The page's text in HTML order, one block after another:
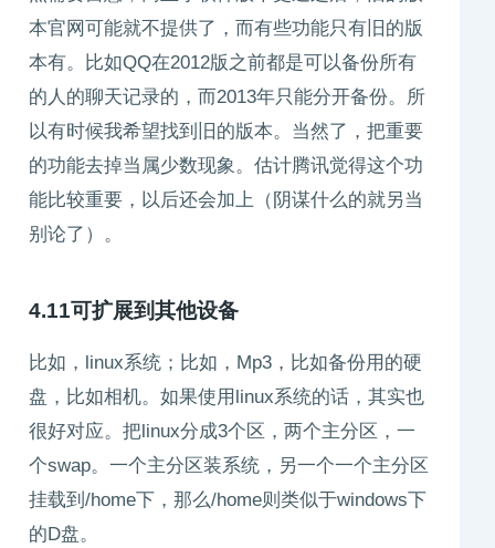
本官网可能就不提供了，而有些功能只有旧的版
本有。比如QQ在2012版之前都是可以备份所有
的人的聊天记录的，而2013年只能分开备份。所
以有时候我希望找到旧的版本。当然了，把重要
的功能去掉当属少数现象。估计腾讯觉得这个功
能比较重要，以后还会加上（阴谋什么的就另当
别论了）。
4.11可扩展到其他设备
比如，linux系统；比如，Mp3，比如备份用的硬
盘，比如相机。如果使用linux系统的话，其实也
很好对应。把linux分成3个区，两个主分区，一
个swap。一个主分区装系统，另一个一个主分区
挂载到/home下，那么/home则类似于windows下
的D盘。